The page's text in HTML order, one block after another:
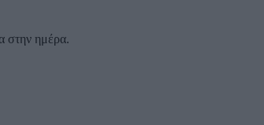
στην ημέρα.